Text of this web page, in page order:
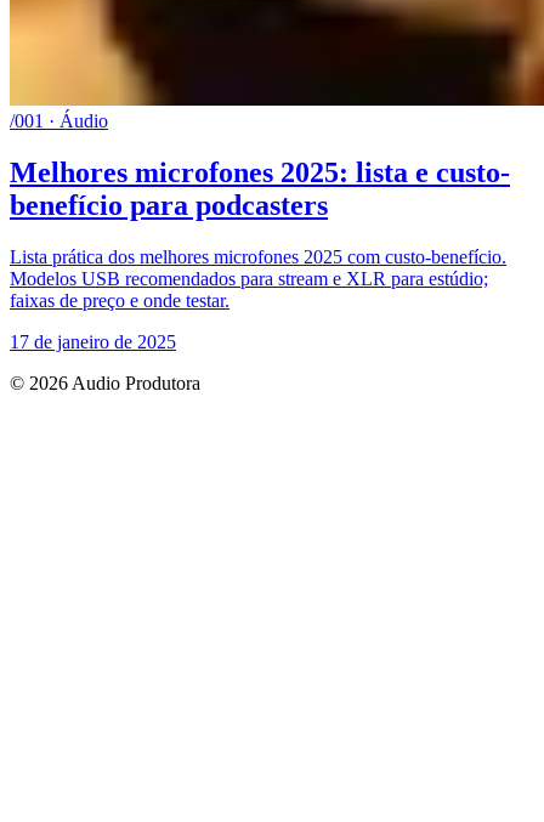
/001 · Áudio
Melhores microfones 2025: lista e custo-
benefício para podcasters
Lista prática dos melhores microfones 2025 com custo-benefício.
Modelos USB recomendados para stream e XLR para estúdio;
faixas de preço e onde testar.
17 de janeiro de 2025
© 2026 Audio Produtora